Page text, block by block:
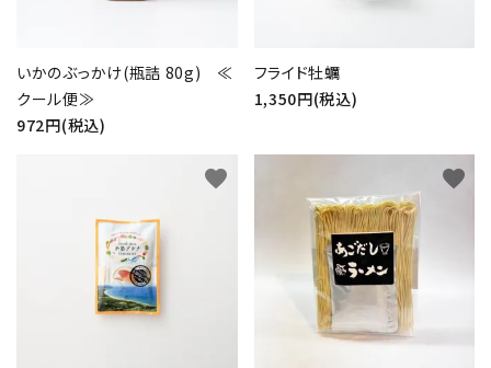
いかのぶっかけ(瓶詰 80g) ≪
クール便≫
972円(税込)
フライド牡蠣
1,350円(税込)
favorite favorite